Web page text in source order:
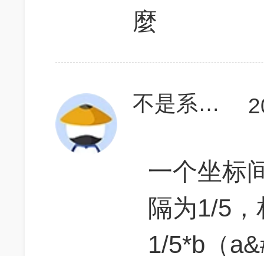
麼
不是系统消息
一个坐标
隔为1/5
1/5*b（